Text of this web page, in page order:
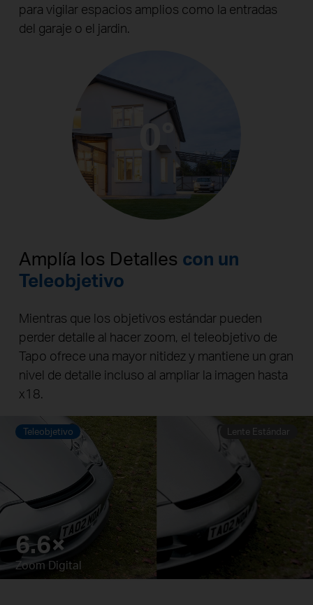
para vigilar espacios amplios como la entradas
del garaje o el jardin.
0°
Amplía los Detalles con un
Teleobjetivo
Mientras que los objetivos estándar pueden
perder detalle al hacer zoom, el teleobjetivo de
Tapo ofrece una mayor nitidez y mantiene un gran
nivel de detalle incluso al ampliar la imagen hasta
x18.
Teleobjetivo
4.1×
Zoom Digital
Lente Estándar